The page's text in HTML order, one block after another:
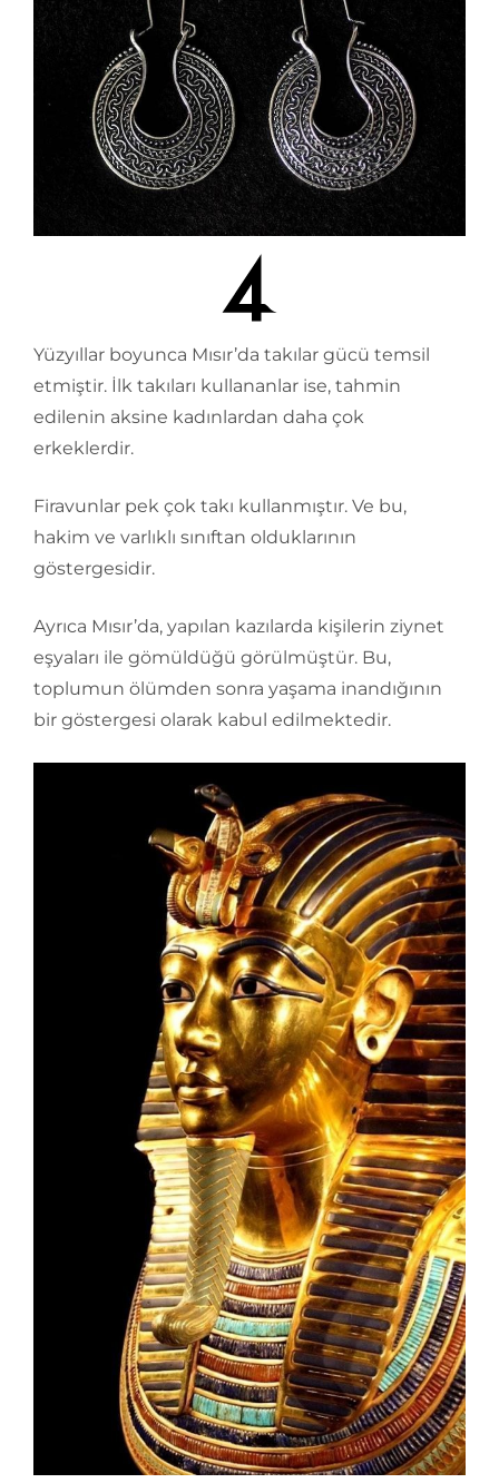
Yüzyıllar boyunca Mısır’da takılar gücü temsil
etmiştir. İlk takıları kullananlar ise, tahmin
edilenin aksine kadınlardan daha çok
erkeklerdir.
Firavunlar pek çok takı kullanmıştır. Ve bu,
hakim ve varlıklı sınıftan olduklarının
göstergesidir.
Ayrıca Mısır’da, yapılan kazılarda kişilerin ziynet
eşyaları ile gömüldüğü görülmüştür. Bu,
toplumun ölümden sonra yaşama inandığının
bir göstergesi olarak kabul edilmektedir.